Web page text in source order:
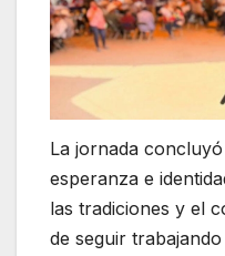
La jornada
esperanza e
las tradiciones y el
de seguir